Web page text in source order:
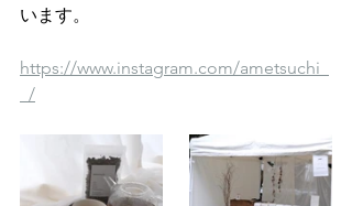
います。
https://www.instagram.com/ametsuchi_
_/